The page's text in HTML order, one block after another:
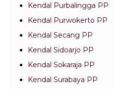
Kendal Purbalingga PP
Kendal Purwokerto PP
Kendal Secang PP
Kendal Sidoarjo PP
Kendal Sokaraja PP
Kendal Surabaya PP